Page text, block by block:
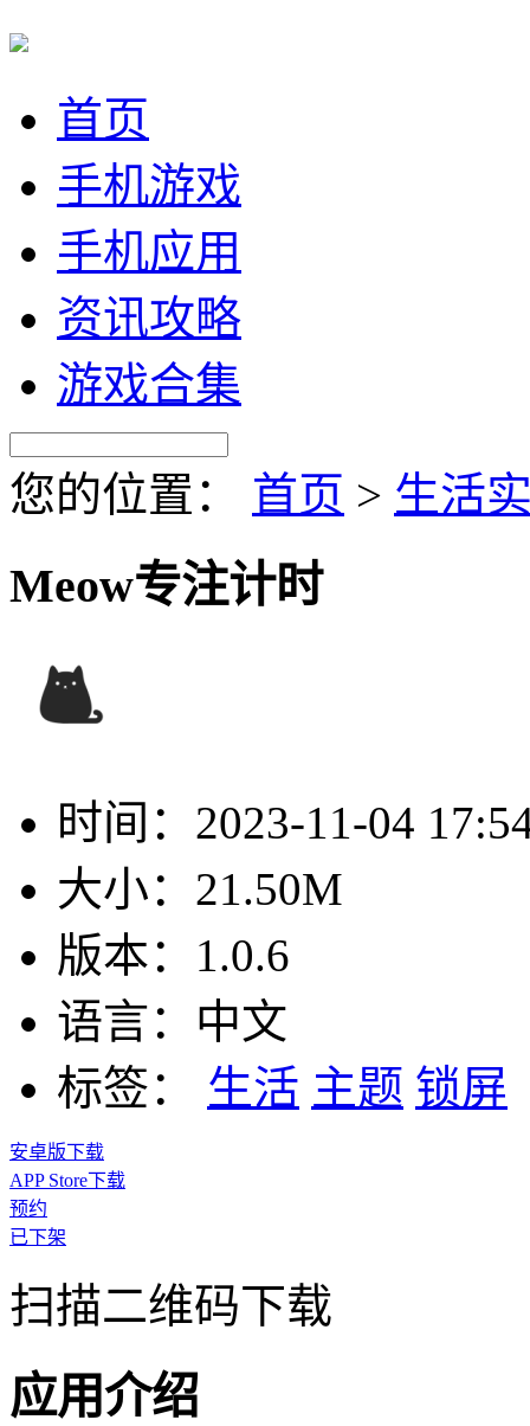
首页
手机游戏
手机应用
资讯攻略
游戏合集
您的位置： 首页 > 生活
Meow专注计时
时间： 2023-11-04
大小： 21.50M
版本： 1.0.6
语言： 中文
标签：
生活 主题 锁屏
安卓版下载
APP Store下载
预约
已下架
扫描二维码下载
应用介绍